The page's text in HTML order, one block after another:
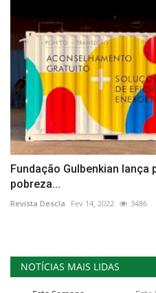
Fundação Gulbenkian
pobreza...
Revista Descla Fev 14, 2022 3486
NOTÍCIAS MAIS LIDAS